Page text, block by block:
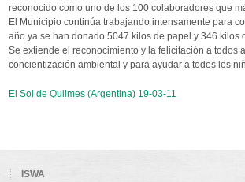
reconocido como uno de los 100 colaboradores que
El Municipio continúa trabajando intensamente para
año ya se han donado 5047 kilos de papel y 346 kilos
Se extiende el reconocimiento y la felicitación a
concientización ambiental y para ayudar a todos los
El Sol de Quilmes (Argentina) 19-03-11
ISWA